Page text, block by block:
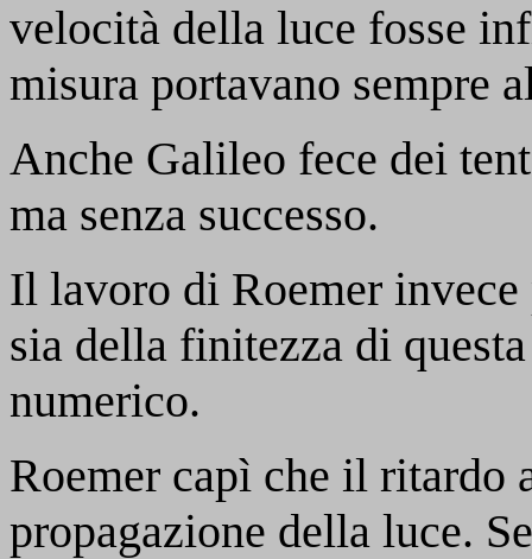
velocità della luce fosse
misura portavano sempre
Anche Galileo fece dei
ma senza successo.
Il lavoro di Roemer
sia della finitezza di
numerico.
Roemer capì che il ritardo
propagazione della luce.